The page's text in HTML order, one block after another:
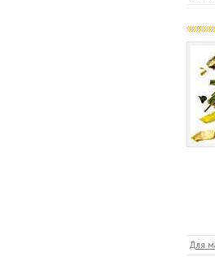
Для